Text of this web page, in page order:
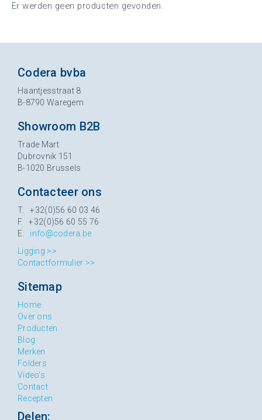
Er werden geen producten gevonden.
Codera bvba
Haantjesstraat 8
B-8790 Waregem
Showroom B2B
Trade Mart
Dubrovnik 151
B-1020 Brussels
Contacteer ons
T. +32(0)56 60 03 46
F. +32(0)56 60 55 76
E. info@codera.be
Ligging >>
Contactformulier >>
Sitemap
Home
Over ons
Producten
Blog
Merken
Folders
Video's
Contact
Recepten
Delen: